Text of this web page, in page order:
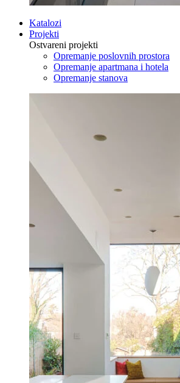
Katalozi
Projekti
Ostvareni projekti
Opremanje poslovnih prostora
Opremanje apartmana i hotela
Opremanje stanova